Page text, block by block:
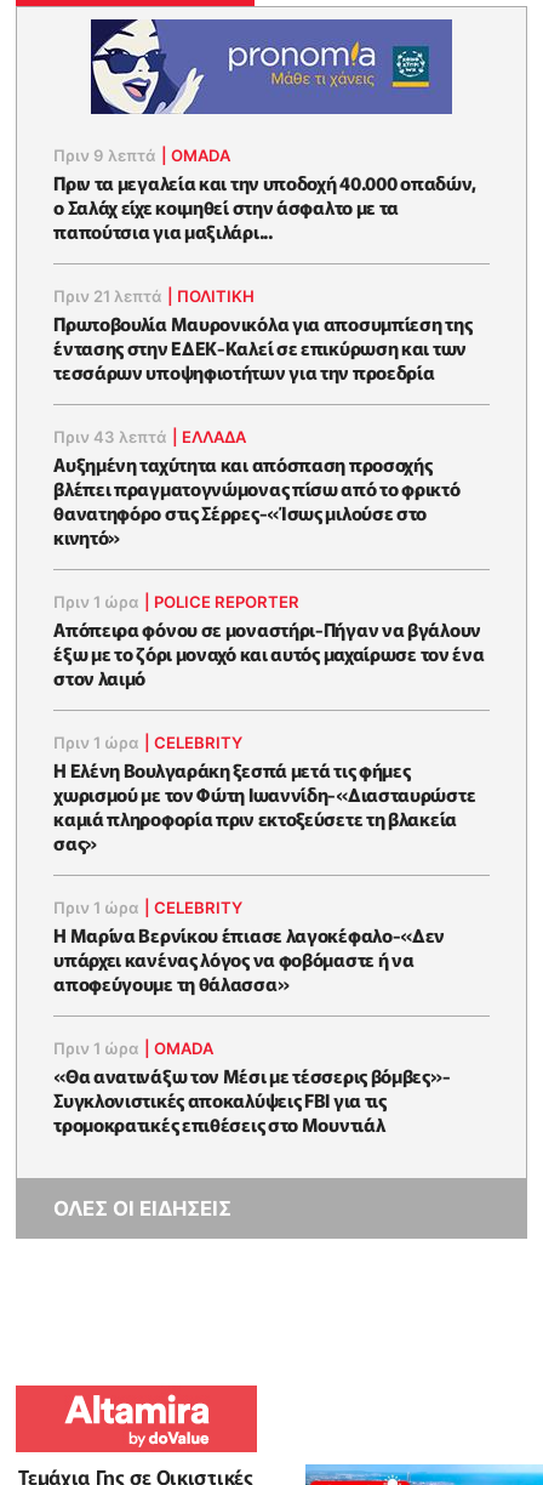
Πριν 9 λεπτά |OMADA
Πριν τα μεγαλεία και την υποδοχή 40.000 οπαδών,
ο Σαλάχ είχε κοιμηθεί στην άσφαλτο με τα
παπούτσια για μαξιλάρι...
Πριν 21 λεπτά ΠΟΛΙΤΙΚΗ
Πρωτοβουλία Μαυρονικόλα για αποσυμπίεση της
έντασης στην ΕΔΕΚ-Καλεί σε επικύρωση και των
τεσσάρων υποψηφιοτήτων για την προεδρία
Πριν 43 λεπτά ΕΛΛΑΔΑ
Αυξημένη ταχύτητα και απόσπαση προσοχής
βλέπει πραγματογνώμονας πίσω από το φρικτό
θανατηφόρο στις Σέρρες-«Ίσως μιλούσε στο
κινητό»
Πριν 1 ώρα POLICE REPORTER
Απόπειρα φόνου σε μοναστήρι-Πήγαν να βγάλουν
έξω με το ζόρι μοναχό και αυτός μαχαίρωσε τον ένα
στον λαιμό
Πριν 1 ώρα |CELEBRITY
Η Ελένη Βουλγαράκη ξεσπά μετά τις φήμες
χωρισμού με τον Φώτη Ιωαννίδη-«Διασταυρώστε
καμιά πληροφορία πριν εκτοξεύσετε τη βλακεία
σας»
Πριν 1 ώρα |CELEBRITY
Η Μαρίνα Βερνίκου έπιασε λαγοκέφαλο-«Δεν
υπάρχει κανένας λόγος να φοβόμαστε ή να
αποφεύγουμε τη θάλασσα»
Πριν 1 ώρα |OMADA
«Θα ανατινάξω τον Μέσι με τέσσερις βόμβες»-
Συγκλονιστικές αποκαλύψεις FBI για τις
τρομοκρατικές επιθέσεις στο Μουντιάλ
ΟΛΕΣ ΟΙ ΕΙΔΗΣΕΙΣ
Τεμάχια Γης σε Οικιστικές